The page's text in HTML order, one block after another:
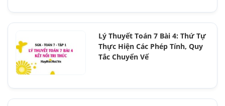
Lý Thuyết Toán 7 Bài 4: Thứ Tự
Thực Hiện Các Phép Tính, Quy
Tắc Chuyển Vế